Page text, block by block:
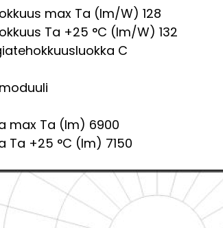
max Ta (lm/W) 128
Ta +25 °C (lm/W) 132
C
max Ta (lm) 6900
Ta +25 °C (lm) 7150